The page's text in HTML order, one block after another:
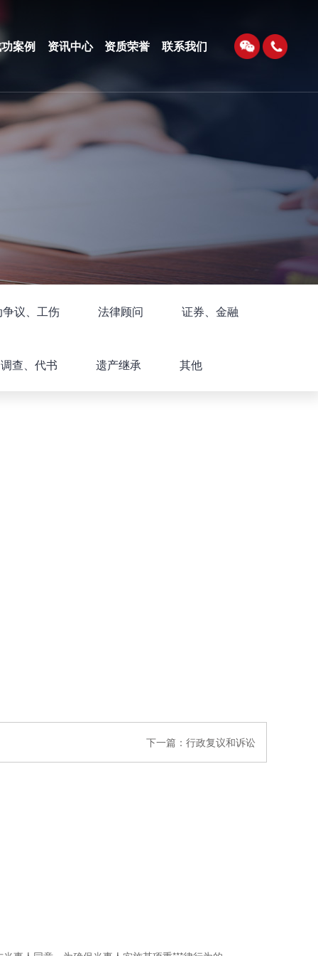
案例 资讯中心 资质荣誉 联系我们
议、工伤 法律顾问 证券、金融
查、代书 遗产继承 其他
下一篇： 行政复议和诉讼